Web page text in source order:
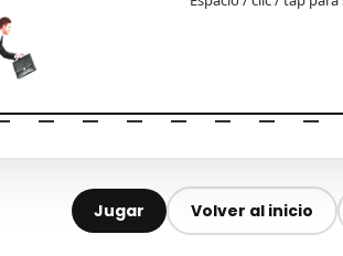
Jugar Volver al inicio